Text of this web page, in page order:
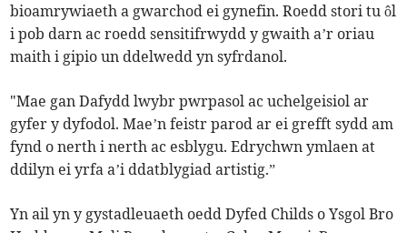
bioamrywiaeth a gwarchod ei gynefin. Roedd stori tu ôl
i pob darn ac roedd sensitifrwydd y gwaith a’r oriau
maith i gipio un ddelwedd yn syfrdanol.
"Mae gan Dafydd lwybr pwrpasol ac uchelgeisiol ar
gyfer y dyfodol. Mae’n feistr parod ar ei grefft sydd am
fynd o nerth i nerth ac esblygu. Edrychwn ymlaen at
ddilyn ei yrfa a’i ddatblygiad artistig.”
Yn ail yn y gystadleuaeth oedd Dyfed Childs o Ysgol Bro